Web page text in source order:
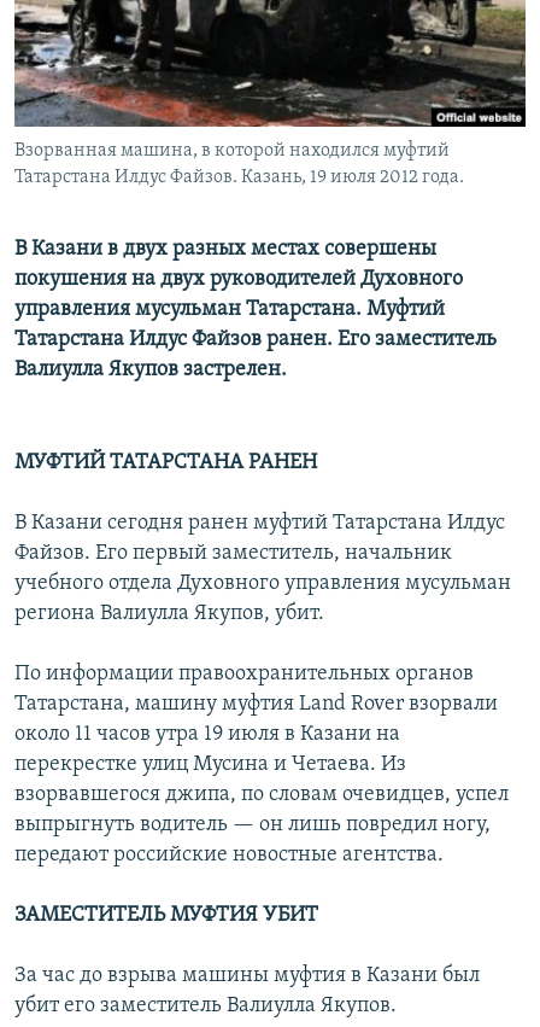
Взорванная машина, в которой находился муфтий
Татарстана Илдус Файзов. Казань, 19 июля 2012 года.
В Казани в двух разных местах совершены
покушения на двух руководителей Духовного
управления мусульман Татарстана. Муфтий
Татарстана Илдус Файзов ранен. Его заместитель
Валиулла Якупов застрелен.
МУФТИЙ ТАТАРСТАНА РАНЕН
В Казани сегодня ранен муфтий Татарстана Илдус
Файзов. Его первый заместитель, начальник
учебного отдела Духовного управления мусульман
региона Валиулла Якупов, убит.
По информации правоохранительных органов
Татарстана, машину муфтия Land Rover взорвали
около 11 часов утра 19 июля в Казани на
перекрестке улиц Мусина и Четаева. Из
взорвавшегося джипа, по словам очевидцев, успел
выпрыгнуть водитель — он лишь повредил ногу,
передают российские новостные агентства.
ЗАМЕСТИТЕЛЬ МУФТИЯ УБИТ
За час до взрыва машины муфтия в Казани был
убит его заместитель Валиулла Якупов.